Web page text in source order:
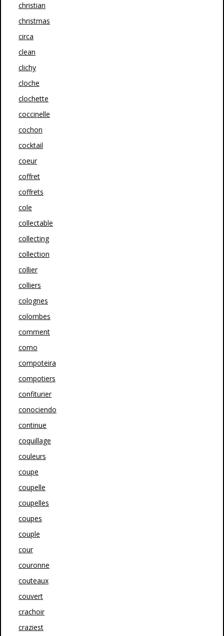
christian
christmas
circa
clean
clichy
cloche
clochette
coccinelle
cochon
cocktail
coeur
coffret
coffrets
cole
collectable
collecting
collection
collier
colliers
colognes
colombes
comment
como
compoteira
compotiers
confiturier
conociendo
continue
coquillage
couleurs
coupe
coupelle
coupelles
coupes
couple
cour
couronne
couteaux
couvert
crachoir
craziest